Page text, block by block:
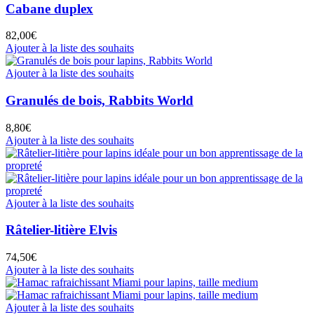
Cabane duplex
82,00€
Ajouter à la liste des souhaits
Ajouter à la liste des souhaits
Granulés de bois, Rabbits World
8,80€
Ajouter à la liste des souhaits
Ajouter à la liste des souhaits
Râtelier-litière Elvis
74,50€
Ajouter à la liste des souhaits
Ajouter à la liste des souhaits